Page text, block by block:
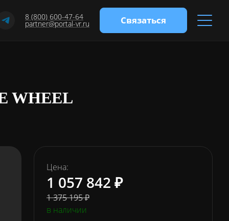
8 (800) 600-47-64
partner@portal-vr.ru Связаться
Цена:
1 057 842 ₽
1 375 195 ₽
в наличии